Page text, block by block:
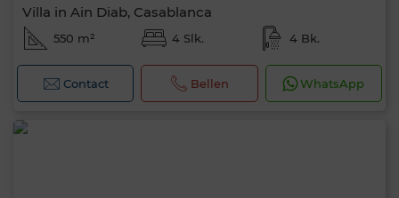
Villa in Ain Diab, Casablanca
550 m² 4 Slk. 4 Bk.
Contact Bellen WhatsApp